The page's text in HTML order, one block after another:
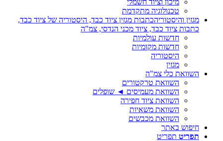
מיכון וציוד חשמלי
טכנולוגיה מתקדמת
מגזין והיסטוריהכתבות מגזין ציוד כבד, היסטוריה של ציוד כבד,
כתבות ציוד כבד, ציוד מכני הנדסי, צמ"ה
חדשות עולמיות
חדשות מקומיות
היסטוריה
מגזין
השוואת כלי צמ"ה
השוואת טרקטורים
השוואת מעמיסים ◄ שופלים
השוואת ציוד חפירה
השוואת משאיות
השוואת מכבשים
חיפוש באתר
תפריט תפריט